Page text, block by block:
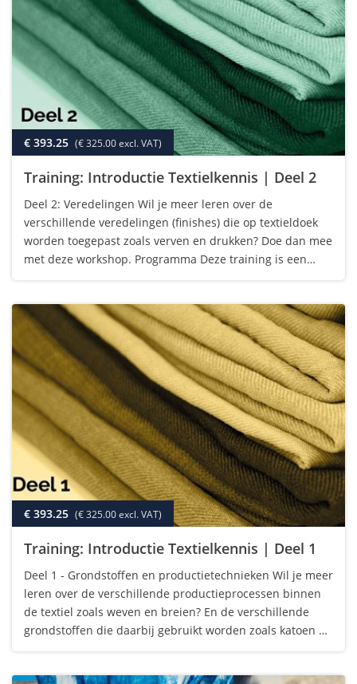
€ 393.25 (€ 325.00 excl. VAT)
Training: Introductie Textielkennis | Deel 2
Deel 2: Veredelingen Wil je meer leren over de
verschillende veredelingen (finishes) die op textieldoek
worden toegepast zoals verven en drukken? Doe dan mee
met deze workshop. Programma Deze training is een
€ 393.25 (€ 325.00 excl. VAT)
Training: Introductie Textielkennis | Deel 1
Deel 1 - Grondstoffen en productietechnieken Wil je meer
leren over de verschillende productieprocessen binnen
de textiel zoals weven en breien? En de verschillende
grondstoffen die daarbij gebruikt worden zoals katoen en